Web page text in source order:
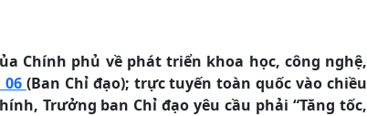
Chính phủ về phát triển khoa học, công nghệ,
06 (Ban Chỉ đạo); trực tuyến toàn quốc vào chiều
Trưởng ban Chỉ đạo yêu cầu phải “Tăng tốc,